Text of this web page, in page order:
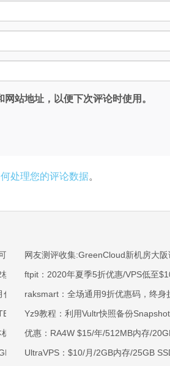
站地址，以便下次评论时使用。
处理您的评论数据。
选100M不限流量/免费CNIX/支持主流AI访
/80gNVMe/4T流量
9.5折年付8折起/新用户下单送30元
流量/750Mbps-1Gbps端口/KVM/深港IX/双
房/可选CN2 GIA/AS9929/CMIN2/软银等
香港标准区/国内优化网络
网友测评收集:GreenCloud新机房大
ftpit：2020年夏季5折优惠/VPS低至
raksmart：全场通用9折优惠码，终身
Yz9教程：利用Vultr快照备份
优惠：RA4W $15/年/512MB内存/
UltraVPS：$10/月/2GB内存/25GB